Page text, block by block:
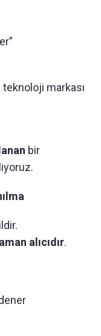
teknoloji markası
bir
alıcıdır.